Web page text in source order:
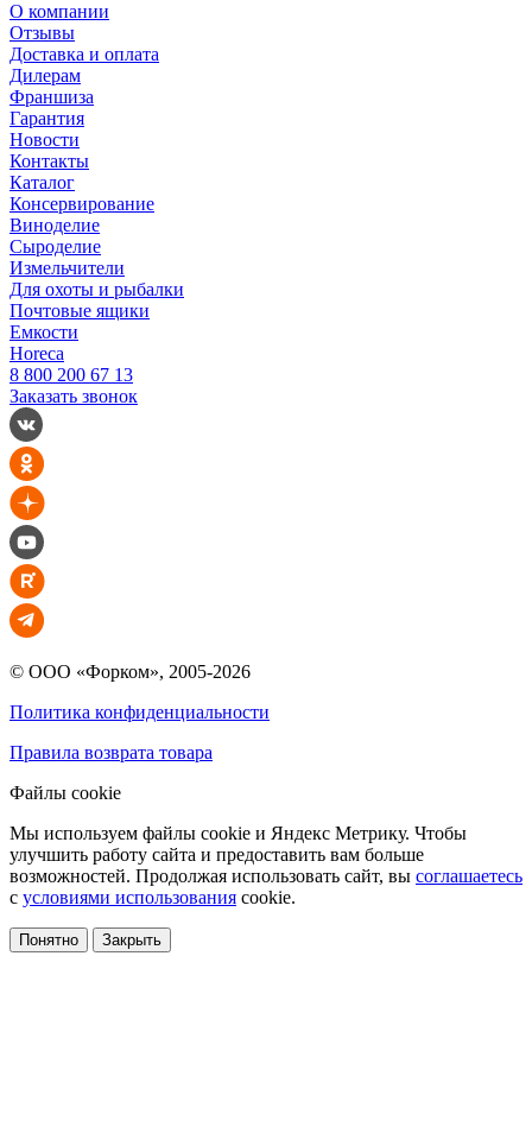
О компании
Отзывы
Доставка и оплата
Дилерам
Франшиза
Гарантия
Новости
Контакты
Каталог
Консервирование
Виноделие
Сыроделие
Измельчители
Для охоты и рыбалки
Почтовые ящики
Емкости
Horeca
8 800 200 67 13
Заказать звонок
© ООО «Форком», 2005-2026
Политика конфиденциальности
Правила возврата товара
Файлы cookie
Мы используем файлы cookie и Яндекс Метрику. Чтобы
улучшить работу сайта и предоставить вам больше
возможностей. Продолжая использовать сайт, вы соглашаетесь
с условиями использования cookie.
Понятно Закрыть